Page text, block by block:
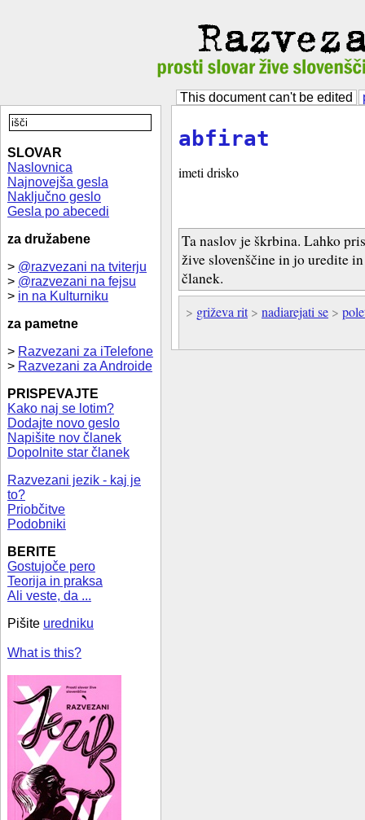
This document can't be edited
SLOVAR
Naslovnica
Najnovejša gesla
Naključno geslo
Gesla po abecedi
za družabene
> @razvezani na tviterju
> @razvezani na fejsu
> in na Kulturniku
za pametne
> Razvezani za iTelefone
> Razvezani za Androide
PRISPEVAJTE
Kako naj se lotim?
Dodajte novo geslo
Napišite nov članek
Dopolnite star članek
Razvezani jezik - kaj je
to?
Priobčitve
Podobniki
BERITE
Gostujoče pero
Teorija in praksa
Ali veste, da ...
Pišite uredniku
What is this?
abfirat
imeti drisko
Ta naslov je škrbina. Lahko
žive slovenščine in jo uredite
članek.
> griževa rit> nadiarejati se >